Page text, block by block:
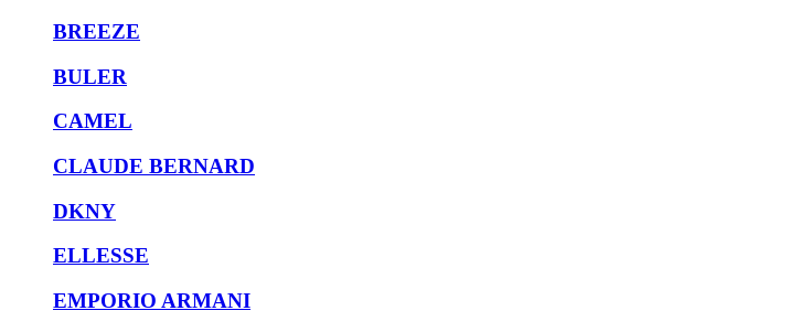
BREEZE
BULER
CAMEL
CLAUDE BERNARD
DKNY
ELLESSE
EMPORIO ARMANI